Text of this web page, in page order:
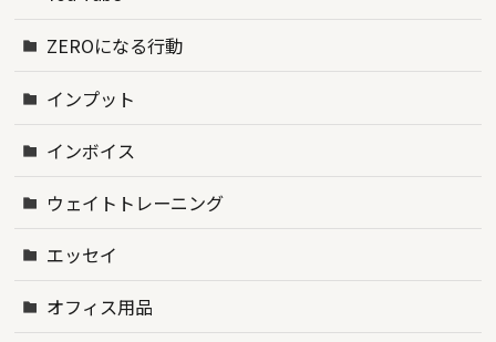
ZEROになる行動
インプット
インボイス
ウェイトトレーニング
エッセイ
オフィス用品